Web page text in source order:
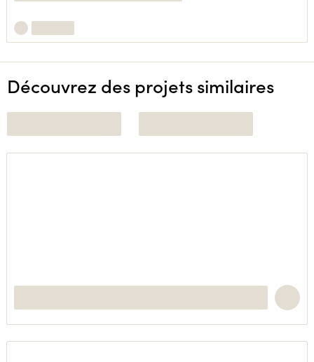
Découvrez des projets similaires